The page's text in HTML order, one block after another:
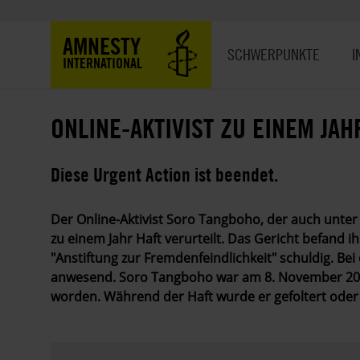
AMNESTY
INTERNATIONAL SCHWERPUNKTE
ONLINE-AKTIVIST ZU EINEM
Diese Urgent Action ist beendet.
Der Online-Aktivist Soro Tangboho, der auch
zu einem Jahr Haft verurteilt. Das Gericht befand
"Anstiftung zur Fremdenfeindlichkeit" schuldig.
anwesend. Soro Tangboho war am 8. November
worden. Während der Haft wurde er gefoltert